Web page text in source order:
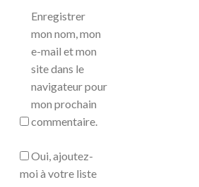
Enregistrer
mon nom, mon
e-mail et mon
site dans le
navigateur pour
mon prochain
commentaire.
Oui, ajoutez-
moi à votre liste